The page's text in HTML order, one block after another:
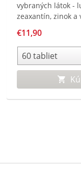
vybraných látok -
zeaxantín, zinok a
€11,90